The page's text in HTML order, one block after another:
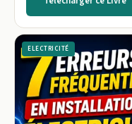
ELECTRICITÉ